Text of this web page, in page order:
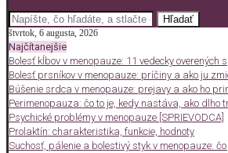
Hľadať
štvrtok, 6 augusta, 2026
Najčítanejšie
Bolesť kĺbov v menopauze: 11 vedecky overených
Bolesť prsníkov v menopauze: príčiny a ako ju
Búšenie srdca v menopauze: prejavy a ako ho
Perimenopauza: čo to je, kedy nastáva, ako dlho
Psychické problémy v menopauze [SPRIEVODCA]
Prolaktín: charakteristika, funkcie, hodnoty
Suchosť, pálenie a bolestivý styk v menopauze: